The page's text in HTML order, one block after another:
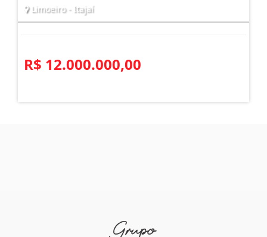
Limoeiro - Itajaí
R$ 12.000.000,00